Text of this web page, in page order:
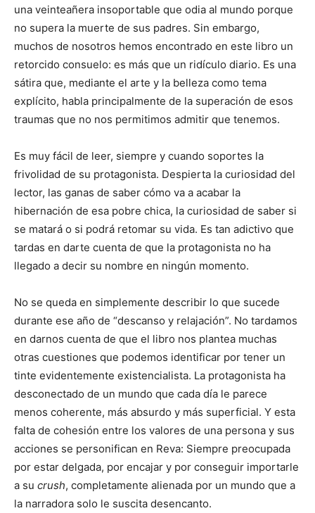
una veinteañera insoportable que odia al mundo porque
no supera la muerte de sus padres. Sin embargo,
muchos de nosotros hemos encontrado en este libro un
retorcido consuelo: es más que un ridículo diario. Es una
sátira que, mediante el arte y la belleza como tema
explícito, habla principalmente de la superación de esos
traumas que no nos permitimos admitir que tenemos.
Es muy fácil de leer, siempre y cuando soportes la
frivolidad de su protagonista. Despierta la curiosidad del
lector, las ganas de saber cómo va a acabar la
hibernación de esa pobre chica, la curiosidad de saber si
se matará o si podrá retomar su vida. Es tan adictivo que
tardas en darte cuenta de que la protagonista no ha
llegado a decir su nombre en ningún momento.
No se queda en simplemente describir lo que sucede
durante ese año de “descanso y relajación”. No tardamos
en darnos cuenta de que el libro nos plantea muchas
otras cuestiones que podemos identificar por tener un
tinte evidentemente existencialista. La protagonista ha
desconectado de un mundo que cada día le parece
menos coherente, más absurdo y más superficial. Y esta
falta de cohesión entre los valores de una persona y sus
acciones se personifican en Reva: Siempre preocupada
por estar delgada, por encajar y por conseguir importarle
a su crush, completamente alienada por un mundo que a
la narradora solo le suscita desencanto.